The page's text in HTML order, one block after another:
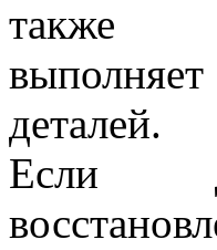
также
деталей.
Если